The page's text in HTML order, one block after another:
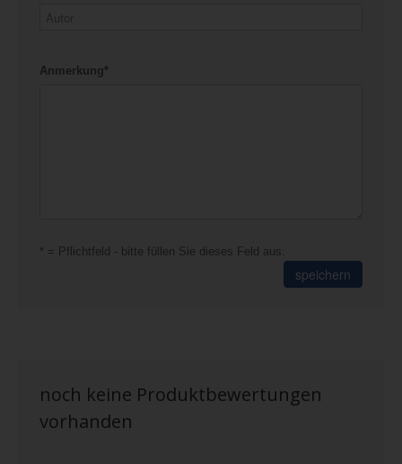
Anmerkung*
* = Pflichtfeld - bitte füllen Sie dieses Feld aus.
speichern
noch keine Produktbewertungen
vorhanden